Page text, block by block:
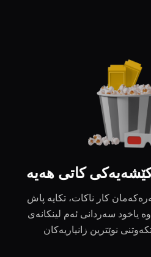
کاتی هەیە
کار ناکات، تکایە پاش
یاخود سەردانی ئەم لینکانەی
نوێترین زانیاریەکان